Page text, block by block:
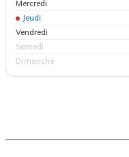
Mercredi
Jeudi
Vendredi
Samedi
Dimanche